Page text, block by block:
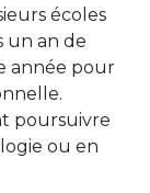
écoles
un an de
année pour
poursuivre
ou en